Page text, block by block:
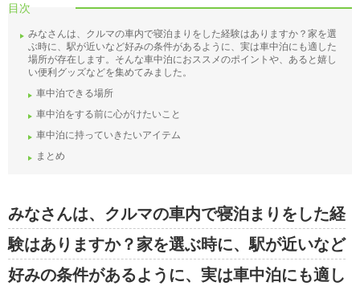
目次
みなさんは、クルマの車内で寝泊まりをした経験はありますか？家を選
ぶ時に、駅が近いなど好みの条件があるように、実は車中泊にも適した
場所が存在します。そんな車中泊におススメのポイントや、あると嬉し
い便利グッズなどを集めてみました。
車中泊できる場所
車中泊をする前に心がけたいこと
車中泊に持っていきたいアイテム
まとめ
みなさんは、クルマの車内で寝泊まりをした経
験はありますか？家を選ぶ時に、駅が近いなど
好みの条件があるように、実は車中泊にも適し